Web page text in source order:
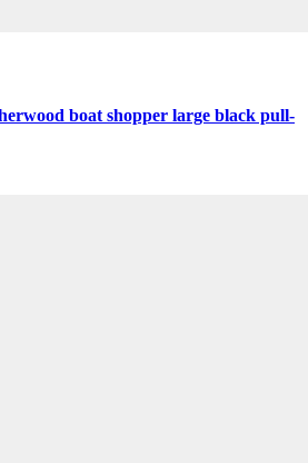
boat shopper large black pull-